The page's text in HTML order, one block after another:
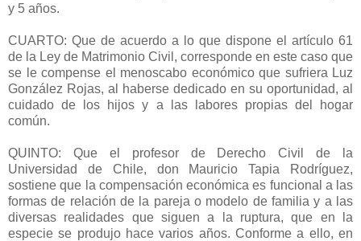
y 5 años.
CUARTO: Que de acuerdo a lo que dispone el artículo 61
de la Ley de Matrimonio Civil, corresponde en este caso que
se le compense el menoscabo económico que sufriera Luz
González Rojas, al haberse dedicado en su oportunidad, al
cuidado de los hijos y a las labores propias del hogar
común.
QUINTO: Que el profesor de Derecho Civil de la
Universidad de Chile, don Mauricio Tapia Rodríguez,
sostiene que la compensación económica es funcional a las
formas de relación de la pareja o modelo de familia y a las
diversas realidades que siguen a la ruptura, que en la
especie se produjo hace varios años. Conforme a ello, en